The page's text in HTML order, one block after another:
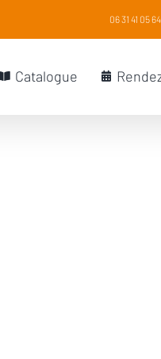
06 31 41 05 64
Catalogue